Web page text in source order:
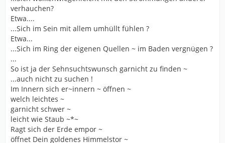
verhauchen?
Etwa....
...Sich im Sein mit allem umhüllt fühlen ?
Etwa...
...Sich im Ring der eigenen Quellen ~ im Baden vergnügen ?
...
So ist ja der Sehnsuchtswunsch garnicht zu finden ~
...auch nicht zu suchen !
Im Innern sich er~innern ~ öffnen ~
welch leichtes ~
garnicht schwer ~
leicht wie Staub ~*~
Ragt sich der Erde empor ~
öffnet Dein goldenes Himmelstor ~